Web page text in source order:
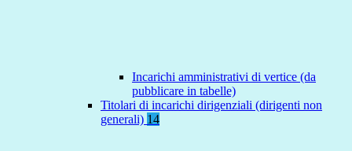
Incarichi amministrativi di vertice (da
pubblicare in tabelle)
Titolari di incarichi dirigenziali (dirigenti non
generali) 14